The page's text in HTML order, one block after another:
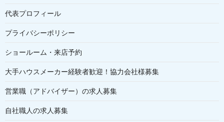
代表プロフィール
プライバシーポリシー
ショールーム・来店予約
大手ハウスメーカー経験者歓迎！協力会社様募集
営業職（アドバイザー）の求人募集
自社職人の求人募集